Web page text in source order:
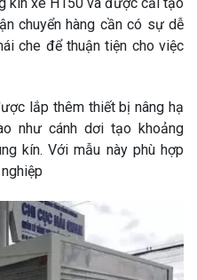
kín xe H150 và được cải tạo
chuyển hàng cần có sự dễ
che để thuận tiện cho việc
lắp thêm thiết bị nâng hạ
như cánh dơi tạo khoảng
kín. Với mẫu này phù hợp